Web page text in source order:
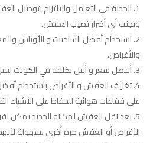
الجدية في التعامل والالتزام بتوصيل
وتجنب أي أضرار تصيب العفش.
استخدام أفضل الشاحنات و الأوناش
والأغراض.
أفضل سعر و أقل تكلفة في الكويت
تغليف العفش و الأغراض باستخدام
على فقاعات هوائية للحفاظ على الأشياء
بعد نقل العفش لمكانه الجديد يمكن
الأغراض أو العفش مرة أخري بسهولة